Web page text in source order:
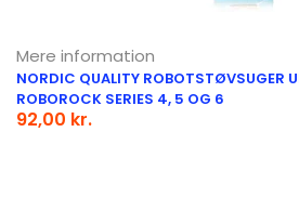
Mere information
NORDIC QUALITY ROBOTSTØVSUGER
ROBOROCK SERIES 4, 5 OG 6
92,00 kr.